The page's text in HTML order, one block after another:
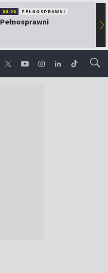
06:20 PEŁNOSPRAWNI
Pełnosprawni ▶